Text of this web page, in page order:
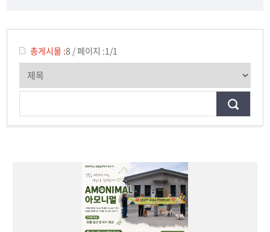
총게시물 :8 /페이지 :1/1